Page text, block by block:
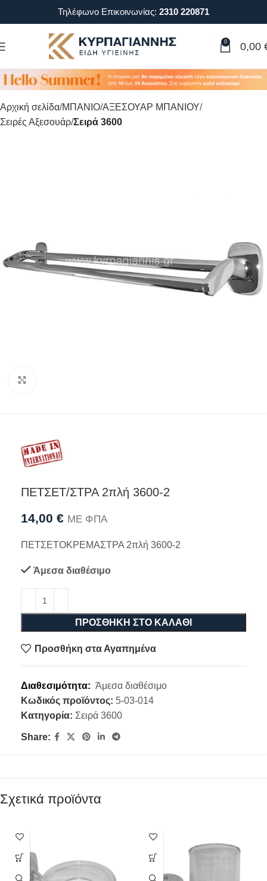
Τηλέφωνο Επικοινωνίας: 2310 220871
0 0,00
Αρχική σελίδα ΜΠΑΝΙΟ ΑΞΕΣΟΥΑΡ ΜΠΑΝΙΟΥ
Σειρές Αξεσουάρ Σειρά 3600
ΠΕΤΣΕΤ/ΣΤΡΑ 2πλή 3600-2
14,00 € ΜΕ ΦΠΑ
ΠΕΤΣΕΤΟΚΡΕΜΑΣΤΡΑ 2πλή 3600-2
Άμεσα διαθέσιμο
ΠΡΟΣΘΉΚΗ ΣΤΟ ΚΑΛΆΘΙ
Προσθήκη στα Αγαπημένα
Διαθεσιμότητα: Άμεσα διαθέσιμο
Κωδικός προϊόντος: 5-03-014
Κατηγορία: Σειρά 3600
Share:
Σχετικά προϊόντα